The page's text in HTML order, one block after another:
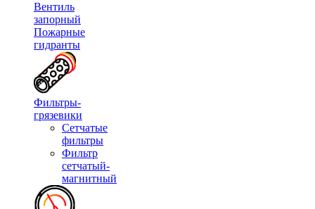
Вентиль
запорный
Пожарные
гидранты
Фильтры-
грязевики
Сетчатые
фильтры
Фильтр
сетчатый-
магнитный